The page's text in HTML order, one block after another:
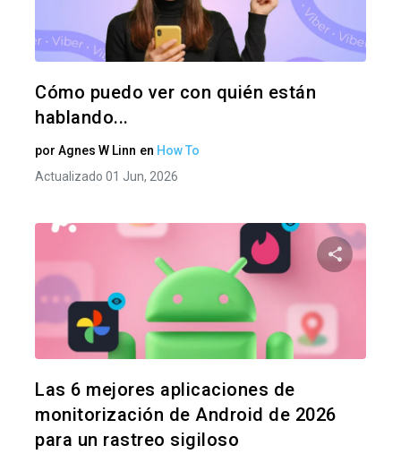
Cómo puedo ver con quién están
hablando...
por Agnes W Linn en How To
Actualizado 01 Jun, 2026
Las 6 mejores aplicaciones de
monitorización de Android de 2026
para un rastreo sigiloso